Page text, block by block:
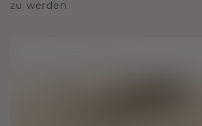
zu werden.